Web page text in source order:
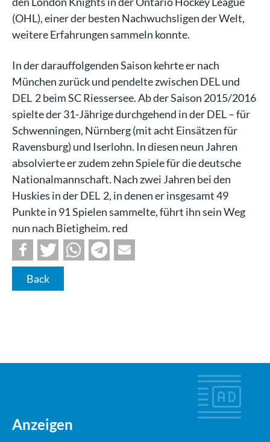
(OHL), einer der besten Nachwuchsligen der Welt,
weitere Erfahrungen sammeln konnte.
In der darauffolgenden Saison kehrte er nach
München zurück und pendelte zwischen DEL und
DEL 2 beim SC Riessersee. Ab der Saison 2015/2016
spielte der 31-Jährige durchgehend in der DEL – für
Schwenningen, Nürnberg (mit acht Einsätzen für
Ravensburg) und Iserlohn. In diesen neun Jahren
absolvierte er zudem zehn Spiele für die deutsche
Nationalmannschaft. Nach zwei Jahren bei den
Huskies in der DEL 2, in denen er insgesamt 49
Punkte in 91 Spielen sammelte, führt ihn sein Weg
nun nach Bietigheim. red
Back
Anzeigen